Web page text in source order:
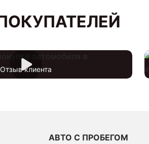
Отзыв клиента
АВТО С ПРОБЕГОМ